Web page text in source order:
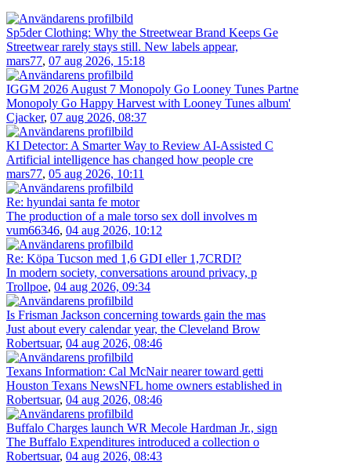
Sp5der Clothing: Why the Streetwear Brand Keeps Ge
Streetwear rarely stays still. New labels appear,
mars77, 07 aug 2026, 15:18
IGGM 2026 August 7 Monopoly Go Looney Tunes Partne
Monopoly Go Happy Harvest with Looney Tunes album'
Cjacker, 07 aug 2026, 08:37
KI Detector: A Smarter Way to Review AI-Assisted C
Artificial intelligence has changed how people cre
mars77, 05 aug 2026, 10:11
Re: hyundai santa fe motor
The production of a male torso sex doll involves m
vum66346, 04 aug 2026, 10:12
Re: Köpa Tucson med 1,6 GDI eller 1,7CRDI?
In modern society, conversations around privacy, p
Trollpoe, 04 aug 2026, 09:34
Is Frisman Jackson concerning towards gain the mas
Just about every calendar year, the Cleveland Brow
Robertsuar, 04 aug 2026, 08:46
Texans Information: Cal McNair nearer toward getti
Houston Texans NewsNFL home owners established in
Robertsuar, 04 aug 2026, 08:46
Buffalo Charges launch WR Mecole Hardman Jr., sign
The Buffalo Expenditures introduced a collection o
Robertsuar, 04 aug 2026, 08:43